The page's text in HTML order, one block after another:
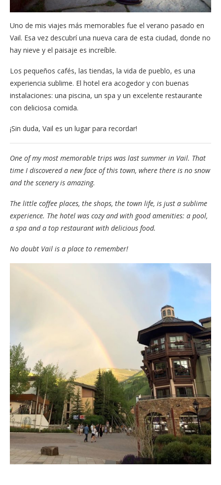
Uno de mis viajes más memorables fue el verano pasado en
Vail. Esa vez descubrí una nueva cara de esta ciudad, donde no
hay nieve y el paisaje es increíble.
Los pequeños cafés, las tiendas, la vida de pueblo, es una
experiencia sublime. El hotel era acogedor y con buenas
instalaciones: una piscina, un spa y un excelente restaurante
con deliciosa comida.
¡Sin duda, Vail es un lugar para recordar!
One of my most memorable trips was last summer in Vail. That
time I discovered a new face of this town, where there is no snow
and the scenery is amazing.
The little coffee places, the shops, the town life, is just a sublime
experience. The hotel was cozy and with good amenities: a pool,
a spa and a top restaurant with delicious food.
No doubt Vail is a place to remember!